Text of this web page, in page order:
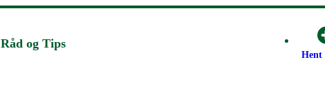
Hent
Råd og Tips